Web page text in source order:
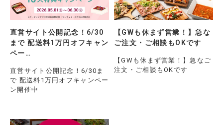
直営サイト公開記念！6/30
まで 配送料1万円オフキャン
ペー…
直営サイト公開記念！6/30ま
で 配送料1万円オフキャンペー
ン開催中
【GWも休まず営業！】急な
ご注文・ご相談もOKです
【GWも休まず営業！】急なご
注文・ご相談もOKです